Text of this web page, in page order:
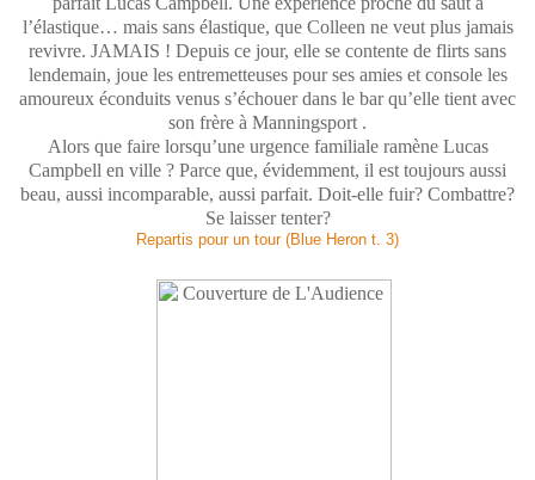
l’élastique… mais sans élastique, que Colleen ne veut plus jamais
revivre. JAMAIS ! Depuis ce jour, elle se contente de flirts sans
lendemain, joue les entremetteuses pour ses amies et console les
amoureux éconduits venus s’échouer dans le bar qu’elle tient avec
son frère à Manningsport .
Alors que faire lorsqu’une urgence familiale ramène Lucas
Campbell en ville ? Parce que, évidemment, il est toujours aussi
beau, aussi incomparable, aussi parfait. Doit-elle fuir? Combattre?
Se laisser tenter?
Repartis pour un tour (Blue Heron t. 3)